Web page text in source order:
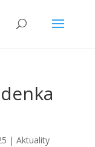
| Aktuality